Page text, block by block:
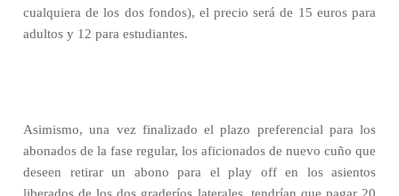
cualquiera de los dos fondos), el precio será de 15 euros para
adultos y 12 para estudiantes.
Asimismo, una vez finalizado el plazo preferencial para los
abonados de la fase regular, los aficionados de nuevo cuño que
deseen retirar un abono para el play off en los asientos